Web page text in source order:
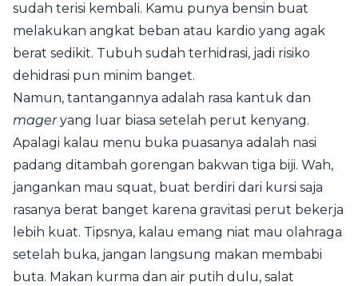
sudah terisi kembali. Kamu punya bensin buat
melakukan angkat beban atau kardio yang agak
berat sedikit. Tubuh sudah terhidrasi, jadi risiko
dehidrasi pun minim banget.
Namun, tantangannya adalah rasa kantuk dan
mageryang luar biasa setelah perut kenyang.
Apalagi kalau menu buka puasanya adalah nasi
padang ditambah gorengan bakwan tiga biji. Wah,
jangankan mau squat, buat berdiri dari kursi saja
rasanya berat banget karena gravitasi perut bekerja
lebih kuat. Tipsnya, kalau emang niat mau olahraga
setelah buka, jangan langsung makan membabi
buta. Makan kurma dan air putih dulu, salat